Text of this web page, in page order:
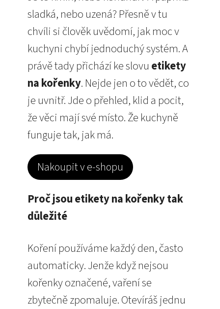
sladká, nebo uzená? Přesně v tu
chvíli si člověk uvědomí, jak moc v
kuchyni chybí jednoduchý systém. A
právě tady přichází ke slovu etikety
na kořenky. Nejde jen o to vědět, co
je uvnitř. Jde o přehled, klid a pocit,
že věci mají své místo. Že kuchyně
funguje tak, jak má.
Nakoupit v e-shopu
Proč jsou etikety na kořenky tak
důležité
Koření používáme každý den, často
automaticky. Jenže když nejsou
kořenky označené, vaření se
zbytečně zpomaluje. Otevíráš jednu